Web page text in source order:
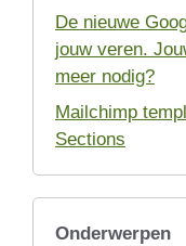
De nieuwe
jouw veren.
meer nodig?
Mailchimp
Sections
Onderwerpen